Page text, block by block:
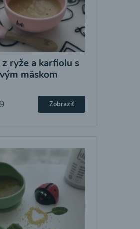
ryže a karfiolu s
mäskom
Zobraziť